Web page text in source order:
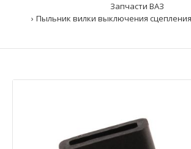
Запчасти ВАЗ
Пыльник вилки выключения